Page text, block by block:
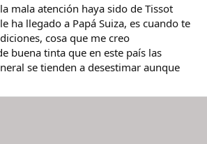
mala atención haya sido de Tissot
ha llegado a Papá Suiza, es cuando te
cosa que me creo
buena tinta que en este país las
se tienden a desestimar aunque